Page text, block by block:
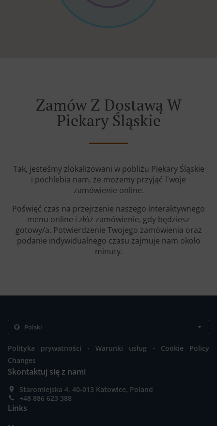
Zamów Z Dostawą W
Piekary Śląskie
Tak, jesteśmy zlokalizowani w pobliżu Piekary Śląskie
i pochlebia nam, że możemy przyjąć Twoje
zamówienie online.
Poświęć czas na przejrzenie naszego interaktywnego
menu online i złóż zamówienie, gdy będziesz
gotowy/a. Potwierdzenie Twojego zamówienia oraz
podanie indywidualnego czasu zajmuje nam około
minuty.
Polityka prywatności . Warunki usług .
Cookie Policy
Changes
Skontaktuj się z nami
Staromiejska 4, 40-013 Katowice, Poland
+48 886 623 388
Links